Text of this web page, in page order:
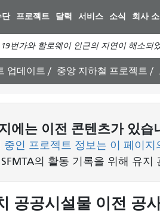
단 프로젝트 달력 서비스 소식 회사 소
번가와 할로웨이 인근의 지연이 해소되
업데이트 중앙 지하철 프로젝트
에는 이전 콘텐츠가 있습
중인 프로젝트 정보는 이 페이
의 활동 기록을 위해 유지
공공시설물 이전 공